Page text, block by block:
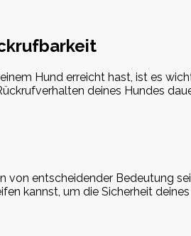
Hund erreicht hast, ist es
deines Hundes
von entscheidender Bedeutung
kannst, um die Sicherheit